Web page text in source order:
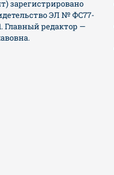
зарегистрировано
ЭЛ № ФС77-
Главный редактор —